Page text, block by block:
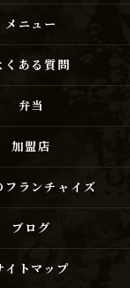
メニュー
くある質問
弁当
加盟店
フランチャイズ
ブログ
イトマップ